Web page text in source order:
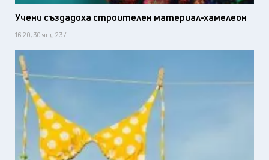
Учени създадоха строителен материал-хамелеон
16:20, 30 яну 23 /